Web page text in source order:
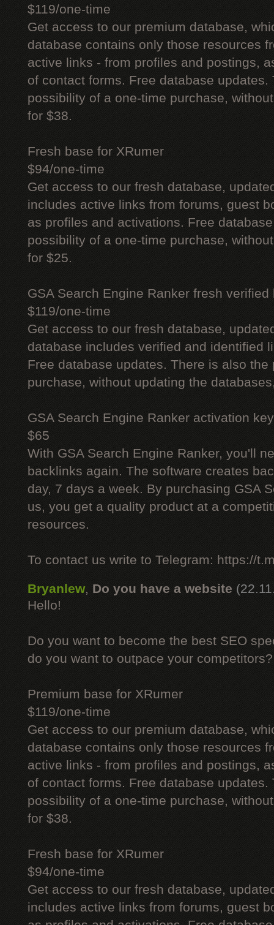
$119/one-time
Get access to our premium database,
database contains only those resources
active links - from profiles and postings,
of contact forms. Free database updates.
possibility of a one-time purchase,
for $38.
Fresh base for XRumer
$94/one-time
Get access to our fresh database,
includes active links from forums, guest
as profiles and activations. Free
possibility of a one-time purchase,
for $25.
GSA Search Engine Ranker fresh verified
$119/one-time
Get access to our fresh database,
database includes verified and identified
Free database updates. There is also
purchase, without updating the
GSA Search Engine Ranker activation key
$65
With GSA Search Engine Ranker, you'll
backlinks again. The software creates
day, 7 days a week. By purchasing GSA
us, you get a quality product at a
resources.
To contact us write to Telegram: https://
Bryanlew, Do you have a website
Hello!
Do you want to become the best SEO
do you want to outpace your competitors?
Premium base for XRumer
$119/one-time
Get access to our premium database,
database contains only those resources
active links - from profiles and postings,
of contact forms. Free database updates.
possibility of a one-time purchase,
for $38.
Fresh base for XRumer
$94/one-time
Get access to our fresh database,
includes active links from forums, guest